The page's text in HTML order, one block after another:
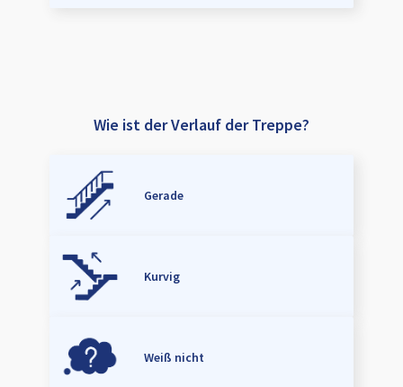
Wie ist der Verlauf der Treppe?
Gerade
Kurvig
Weiß nicht